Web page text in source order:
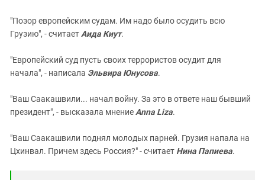
"Позор европейским судам. Им надо было осудить всю
Грузию", - считает Аида Киут.
"Европейский суд пусть своих террористов осудит для
начала", - написала Эльвира Юнусова.
"Ваш Саакашвили... начал войну. За это в ответе наш бывший
президент", - высказала мнение Anna Liza.
"Ваш Саакашвили поднял молодых парней. Грузия напала на
Цхинвал. Причем здесь Россия?" - считает Нина Папиева.